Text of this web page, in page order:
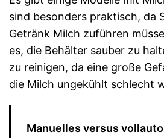
sind besonders praktisch, da
Getränk Milch zuführen
es, die Behälter sauber zu
zu reinigen, da eine große
die Milch ungekühlt schlecht
Manuelles versus